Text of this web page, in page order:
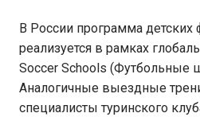
В России программа детских
реализуется в рамках
Soccer Schools (Футбольные
Аналогичные выездные
специалисты туринского